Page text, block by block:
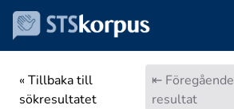
« Tillbaka till
sökresultatet
⇤ Föregående
resultat